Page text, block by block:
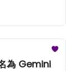
為 Gemini